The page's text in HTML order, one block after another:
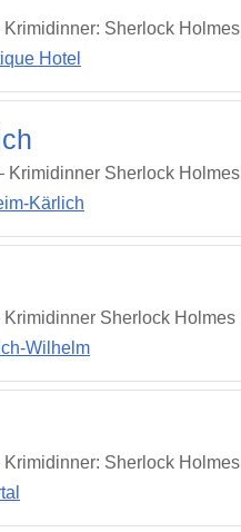
Sherlock Holmes
Hotel
Krimidinner Sherlock Holmes
Kärlich
Sherlock Holmes
Wilhelm
Sherlock Holmes